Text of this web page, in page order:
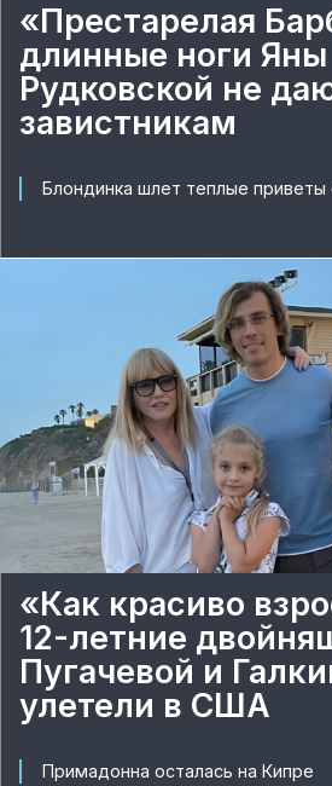
«Престарелая
длинные ноги Яны
Рудковской не
завистникам
Блондинка шлет теплые приветы
«Как красиво
12-летние
Пугачевой и
улетели в США
Примадонна осталась на Кипре